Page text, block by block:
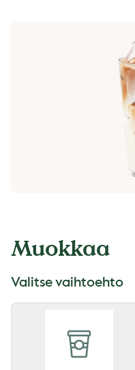
Muokkaa
Valitse vaihtoehto